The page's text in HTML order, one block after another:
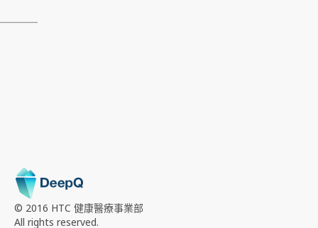
© 2016 HTC 健康醫療事業部
All rights reserved.